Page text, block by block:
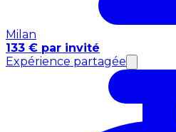
Milan
133 € par invité
Expérience partagée